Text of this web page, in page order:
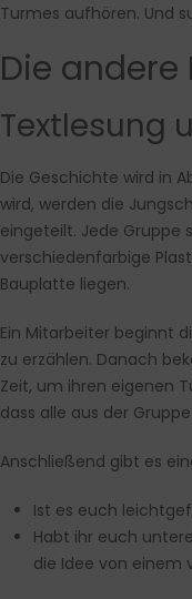
Turmes aufhören. Und
Die andere
Textlesung
Die Geschichte wird in
wird, werden die
eingeteilt. Jede Gruppe
verschiedenfarbige
Bauplatte liegen.
Ein Mitarbeiter beginnt
zu erzählen. Danach
Zeit, um ihren eigenen
dass alle aus der
Anschließend gibt es
Ist es euch
Habt ihr euch
die Idee von einem